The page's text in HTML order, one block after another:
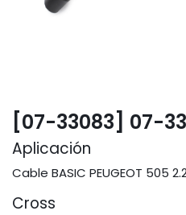
[07-33083] 07-
Aplicación
Cable BASIC PEUGEOT 505
Cross